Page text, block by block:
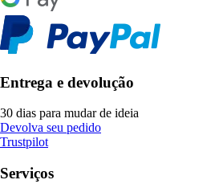
Entrega e devolução
30 dias para mudar de ideia
Devolva seu pedido
Trustpilot
Serviços